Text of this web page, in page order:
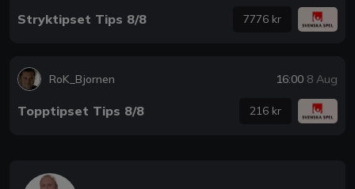
Stryktipset Tips 8/8 7776 kr
RoK_Bjornen 16:00 8 Aug
Topptipset Tips 8/8 216 kr